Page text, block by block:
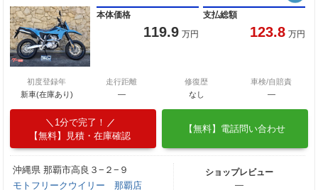
本体価格
119.9 万円
支払総額
123.8 万円
初度登録年
新車(在庫あり)
走行距離
―
修復歴
なし
車検/自賠責
―
1分で完了！
【無料】見積・在庫確認
【無料】電話問い合わせ
沖縄県 那覇市高良３−２−９
モトフリークウイリー 那覇店
ショップレビュー
―